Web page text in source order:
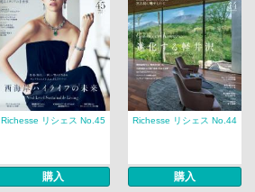
Richesse リシェス No.45
購入
Richesse リシェス No.44
購入